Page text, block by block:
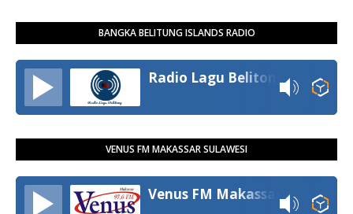
BANGKA BELITUNG ISLANDS RADIO
Radio Lagu Belitong
VENUS FM MAKASSAR SULAWESI
Venus FM Makassar